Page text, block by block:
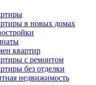
в новых домах
квартир
с ремонтом
без отделки
недвижимость